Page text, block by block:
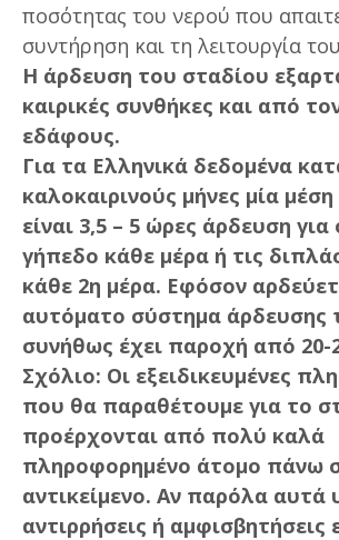
ποσότητας του νερού που
συντήρηση και τη λειτουργία
Η άρδευση του σταδίου
καιρικές συνθήκες και από
εδάφους.
Για τα Ελληνικά δεδομένα
καλοκαιρινούς μήνες μία μέση
είναι 3,5 – 5 ώρες άρδευση
γήπεδο κάθε μέρα ή τις
κάθε 2η μέρα. Εφόσον
αυτόματο σύστημα άρδευσης
συνήθως έχει παροχή από 20-
Σχόλιο: Οι εξειδικευμένες
που θα παραθέτουμε για το
προέρχονται από πολύ καλά
πληροφορημένο άτομο πάνω
αντικείμενο. Αν παρόλα αυτά
αντιρρήσεις ή αμφισβητήσεις